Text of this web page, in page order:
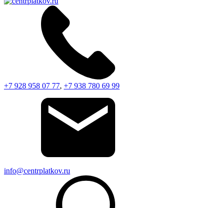
+7 928 958 07 77, +7 938 780 69 99
info@centrplatkov.ru